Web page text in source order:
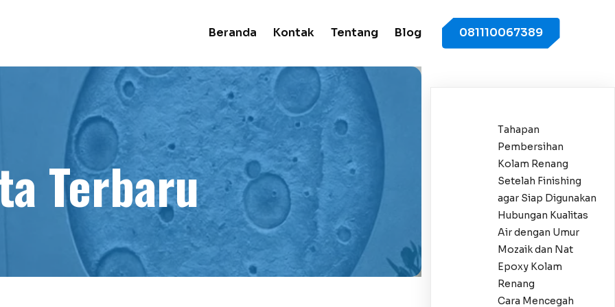
Beranda Kontak Tentang Blog 081110067389
Terbaru
Tahapan
Pembersihan
Kolam Renang
Setelah Finishing
agar Siap Digunakan
Hubungan Kualitas
Air dengan Umur
Mozaik dan Nat
Epoxy Kolam
Renang
Cara Mencegah